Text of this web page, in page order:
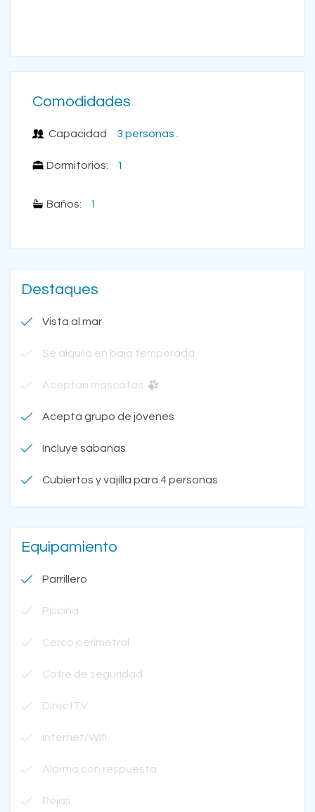
Comodidades
Capacidad
Dormitorios:
3 personas .
1
Baños: 1
Destaques
Vista al mar
Se alquila en baja temporada
Aceptan mascotas
Acepta grupo de jóvenes
Incluye sábanas
Cubiertos y vajilla para 4 personas
Equipamiento
Parrillero
Piscina
Cerco perimetral
Cofre de seguridad
DirectTV
Internet/Wifi
Alarma con respuesta
Rejas